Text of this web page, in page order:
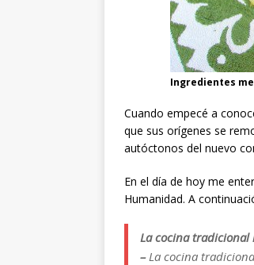
Ingredientes
Cuando empecé a
que sus orígenes se
autóctonos del nuevo
En el día de hoy me
Humanidad. A
La cocina tradicional
–La cocina